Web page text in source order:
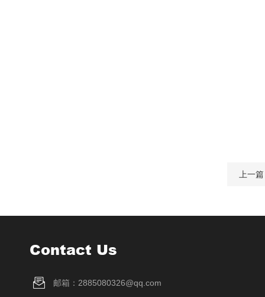
上一
Contact Us
邮箱：2885080326@qq.com